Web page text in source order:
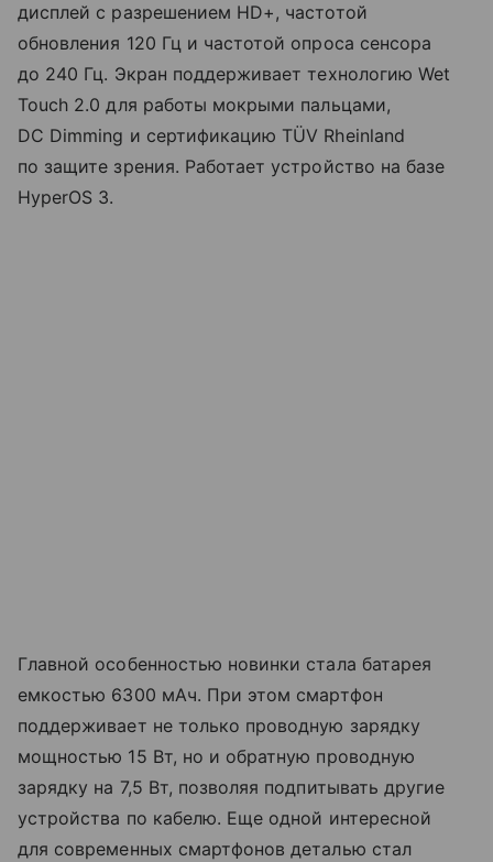
дисплей с разрешением HD+, частотой
обновления 120 Гц и частотой опроса сенсора
до 240 Гц. Экран поддерживает технологию Wet
Touch 2.0 для работы мокрыми пальцами,
DC Dimming и сертификацию TÜV Rheinland
по защите зрения. Работает устройство на базе
HyperOS 3.
Главной особенностью новинки стала батарея
емкостью 6300 мАч. При этом смартфон
поддерживает не только проводную зарядку
мощностью 15 Вт, но и обратную проводную
зарядку на 7,5 Вт, позволяя подпитывать другие
устройства по кабелю. Еще одной интересной
для современных смартфонов деталью стал